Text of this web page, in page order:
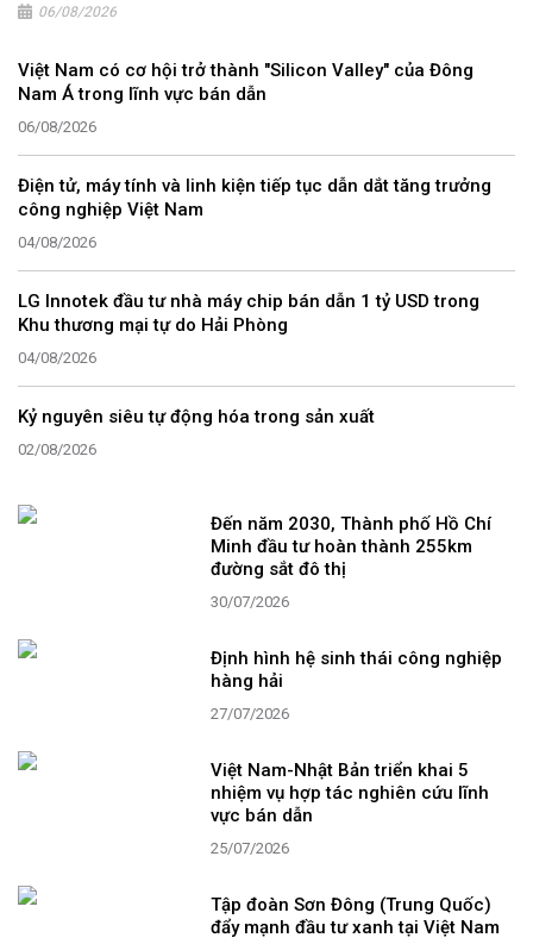
06/08/2026
Việt Nam có cơ hội trở thành "Silicon Valley" của Đông
Nam Á trong lĩnh vực bán dẫn
06/08/2026
Điện tử, máy tính và linh kiện tiếp tục dẫn dắt tăng trưởng
công nghiệp Việt Nam
04/08/2026
LG Innotek đầu tư nhà máy chip bán dẫn 1 tỷ USD trong
Khu thương mại tự do Hải Phòng
04/08/2026
Kỷ nguyên siêu tự động hóa trong sản xuất
02/08/2026
Đến năm 2030, Thành phố Hồ Chí
Minh đầu tư hoàn thành 255km
đường sắt đô thị
30/07/2026
Định hình hệ sinh thái công nghiệp
hàng hải
27/07/2026
Việt Nam-Nhật Bản triển khai 5
nhiệm vụ hợp tác nghiên cứu lĩnh
vực bán dẫn
25/07/2026
Tập đoàn Sơn Đông (Trung Quốc)
đẩy mạnh đầu tư xanh tại Việt Nam